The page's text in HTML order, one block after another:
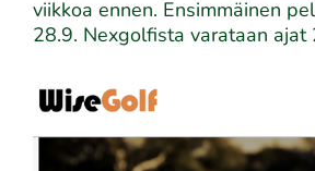
viikkoa ennen. Ensimmäinen
28.9. Nexgolfista varataan ajat